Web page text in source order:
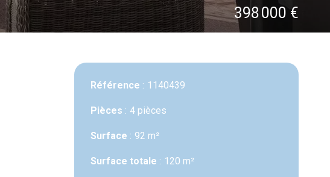
398 000 €
Référence 1140439
Pièces 4 pièces
Surface 92 m²
Surface totale 120 m²